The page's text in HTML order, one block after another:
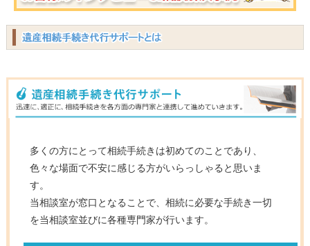
多くの方にとって相続手続きは初めてのことであり、
色々な場面で不安に感じる方がいらっしゃると思いま
す。
当相談室が窓口となることで、相続に必要な手続き一切
を当相談室並びに各種専門家が行います。